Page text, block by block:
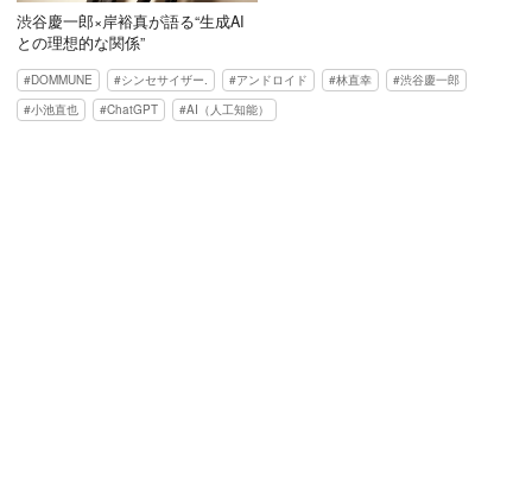
渋谷慶一郎×岸裕真が語る“生成AI
との理想的な関係”
DOMMUNE シンセサイザー. アンドロイド 林直幸
渋谷慶一郎
小池直也
ChatGPT AI（人工知能）